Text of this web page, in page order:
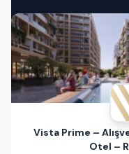
Vista Prime –
Otel –